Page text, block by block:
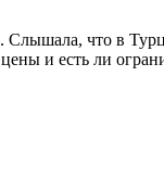
Слышала, что в
и есть ли